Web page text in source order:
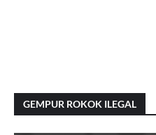
GEMPUR ROKOK ILEGAL